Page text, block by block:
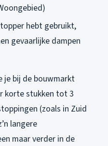
hebt gebruikt,
gevaarlijke dampen
je bij de bouwmarkt
korte stukken tot 3
(zoals in Zuid
langere
maar verder in de